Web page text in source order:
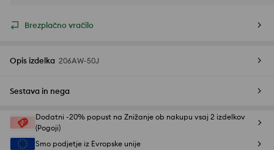
Brezplačno vračilo
Opis izdelka 206AW-50J
Sestava in nega
Dodatni -20% popust na Znižanje ob nakupu vsaj 2 izdelkov
(Pogoji)
Smo podjetje iz Evropske unije